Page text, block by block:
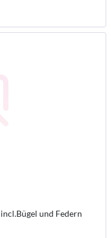
und Federn